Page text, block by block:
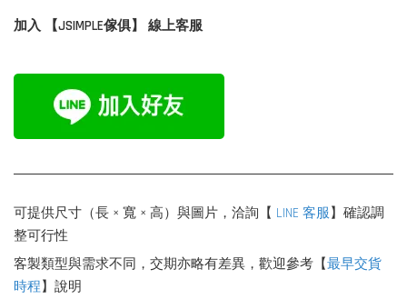
加入 【JSIMPLE傢俱】 線上客服
可提供尺寸（長 × 寬 × 高）與圖片，洽詢【 LINE 客服】確認調
整可行性
客製類型與需求不同，交期亦略有差異，歡迎參考【最早交貨
時程】說明